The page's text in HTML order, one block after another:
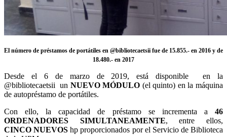
El número de préstamos de portátiles en @bibliotecaetsii fue de 15.855.- en 2016 y de
18.480.- en 2017
Desde el 6 de marzo de 2019, está disponible en la
@bibliotecaetsii un NUEVO MÓDULO (el quinto) en la máquina
de autopréstamo de portátiles.
Con ello, la capacidad de préstamo se incrementa a 46
ORDENADORES SIMULTANEAMENTE, entre ellos,
CINCO NUEVOS hp proporcionados por el Servicio de Biblioteca